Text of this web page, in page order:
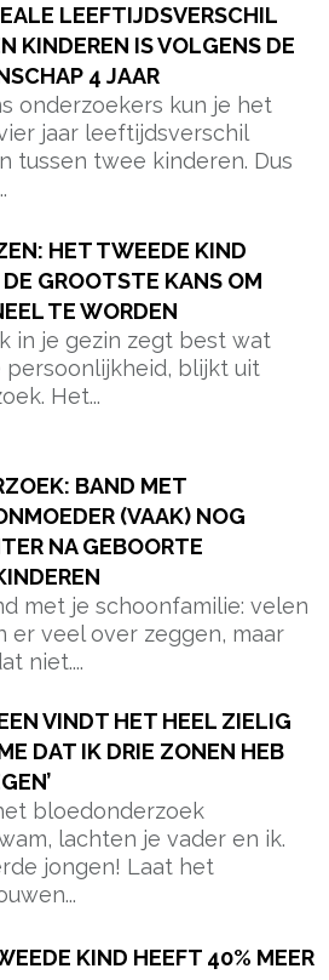
LEEFTIJDSVERSCHIL
KINDEREN IS VOLGENS DE
4 JAAR
onderzoekers kun je het
jaar leeftijdsverschil
tussen twee kinderen. Dus
HET TWEEDE KIND
GROOTSTE KANS OM
TE WORDEN
in je gezin zegt best wat
persoonlijkheid, blijkt uit
Het...
BAND MET
(VAAK) NOG
NA GEBOORTE
met je schoonfamilie: velen
er veel over zeggen, maar
niet....
VINDT HET HEEL ZIELIG
DAT IK DRIE ZONEN HEB
bloedonderzoek
lachten je vader en ik.
jongen! Laat het
KIND HEEFT 40% MEER